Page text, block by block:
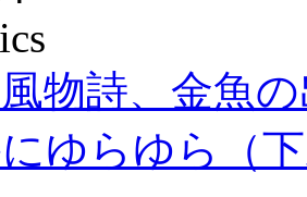
物詩、金魚
ゆらゆら（